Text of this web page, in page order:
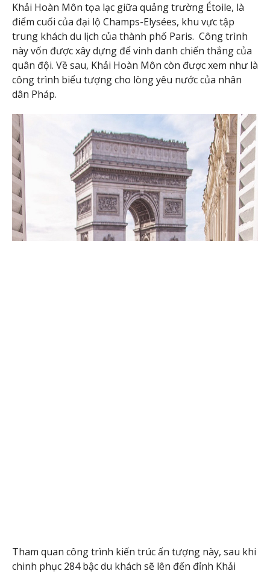
Khải Hoàn Môn tọa lạc giữa quảng trường Étoile, là
điểm cuối của đại lộ Champs-Elysées, khu vực tập
trung khách du lịch của thành phố Paris. Công trình
này vốn được xây dựng để vinh danh chiến thắng của
quân đội. Về sau, Khải Hoàn Môn còn được xem như là
công trình biểu tượng cho lòng yêu nước của nhân
dân Pháp.
Tham quan công trình kiến trúc ấn tượng này, sau khi
chinh phục 284 bậc du khách sẽ lên đến đỉnh Khải